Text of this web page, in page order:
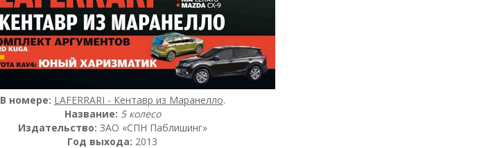
В номере: LAFERRARI - Кентавр из Маранелло.
Название: 5 колесо
Издательство: ЗАО «СПН Паблишинг»
Год выхода: 2013